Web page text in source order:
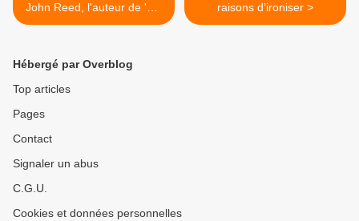
John Reed, l'auteur de 'Dix
jours qui ébranlèrent le
raisons d’ironiser >
Hébergé par Overblog
Top articles
Pages
Contact
Signaler un abus
C.G.U.
Cookies et données personnelles